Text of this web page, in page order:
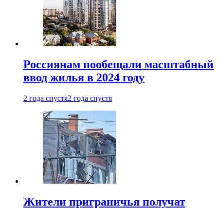
Россиянам пообещали масштабный
ввод жилья в 2024 году
2 года спустя2 года спустя
Жители приграничья получат